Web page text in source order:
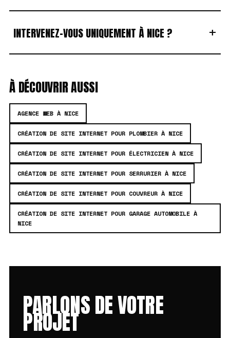
INTERVENEZ-VOUS UNIQUEMENT À NICE ? +
À DÉCOUVRIR AUSSI
AGENCE WEB À NICE
CRÉATION DE SITE INTERNET POUR PLOMBIER À NICE
CRÉATION DE SITE INTERNET POUR ÉLECTRICIEN À NICE
CRÉATION DE SITE INTERNET POUR SERRURIER À NICE
CRÉATION DE SITE INTERNET POUR COUVREUR À NICE
CRÉATION DE SITE INTERNET POUR GARAGE AUTOMOBILE À
NICE
PARLONS DE VOTRE
PROJET